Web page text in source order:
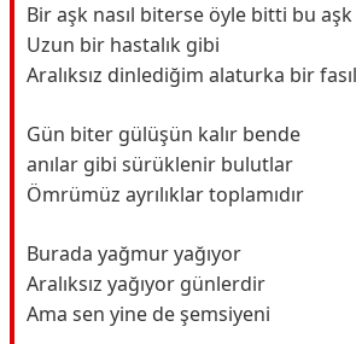
Bir aşk nasıl biterse öyle bitti bu aşk
Uzun bir hastalık gibi
Aralıksız dinlediğim alaturka bir
Gün biter gülüşün kalır bende
anılar gibi sürüklenir bulutlar
Ömrümüz ayrılıklar toplamıdır
Burada yağmur yağıyor
Aralıksız yağıyor günlerdir
Ama sen yine de şemsiyeni